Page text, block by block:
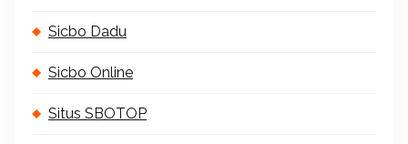
Sicbo Dadu
Sicbo Online
Situs SBOTOP